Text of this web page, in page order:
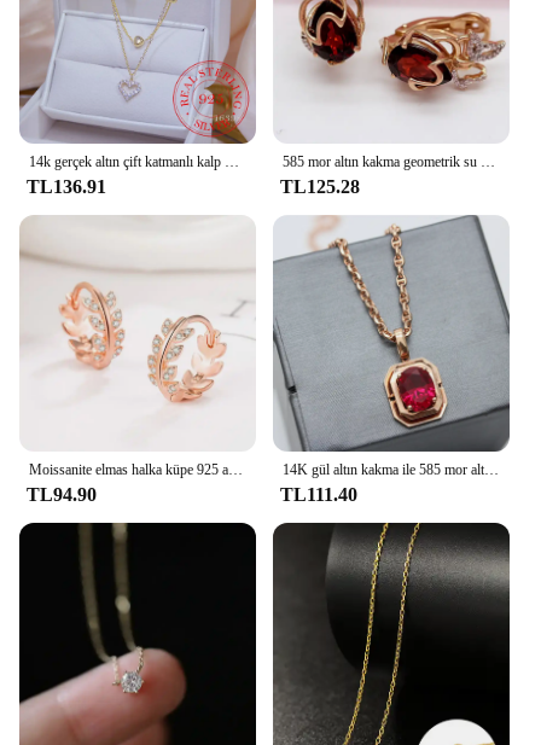
TL136.91 TL125.28
TL94.90
14K gül altın kakma ile 585 mor altın kolye kaplama kare kırmızı Gem kolye zarif klavikula zinciri düğün takısı
TL111.40